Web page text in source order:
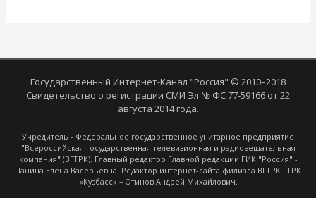
Государственный Интернет-Канал "Россия" © 2010–2018
Свидетельство о регистрации СМИ Эл № ФС 77-59166 от 22
августа 2014 года.
Учредитель - Федеральное государственное унитарное предприятие
"Всероссийская государственная телевизионная и радиовещательная
компания" (ВГТРК). Главный редактор Главной редакции ГИК "Россия" -
Панина Елена Валерьевна. Редактор интернет-сайта филиала ВГТРК ГТРК
«Кузбасс» – Отинов Андрей Михайлович.